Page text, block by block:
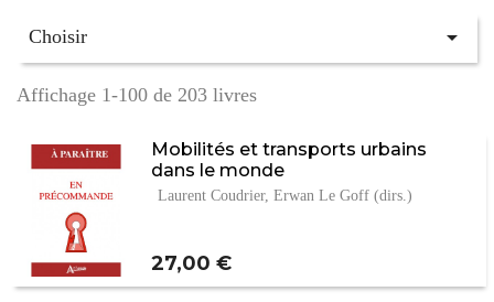
Choisir 
Affichage 1-100 de 203 livres
Mobilités et transports urbains
dans le monde
Laurent Coudrier, Erwan Le Goff (dirs.)
Prix
27,00 €